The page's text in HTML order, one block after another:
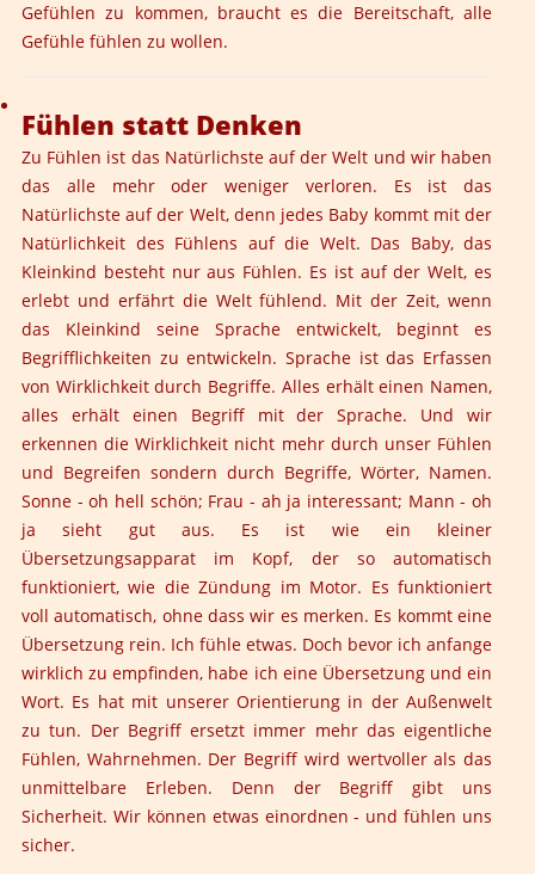
Gefühlen zu kommen, braucht es die Bereitschaft, alle
Gefühle fühlen zu wollen.
Fühlen statt Denken
Zu Fühlen ist das Natürlichste auf der Welt und wir haben
das alle mehr oder weniger verloren. Es ist das
Natürlichste auf der Welt, denn jedes Baby kommt mit der
Natürlichkeit des Fühlens auf die Welt. Das Baby, das
Kleinkind besteht nur aus Fühlen. Es ist auf der Welt, es
erlebt und erfährt die Welt fühlend. Mit der Zeit, wenn
das Kleinkind seine Sprache entwickelt, beginnt es
Begrifflichkeiten zu entwickeln. Sprache ist das Erfassen
von Wirklichkeit durch Begriffe. Alles erhält einen Namen,
alles erhält einen Begriff mit der Sprache. Und wir
erkennen die Wirklichkeit nicht mehr durch unser Fühlen
und Begreifen sondern durch Begriffe, Wörter, Namen.
Sonne - oh hell schön; Frau - ah ja interessant; Mann - oh
ja sieht gut aus. Es ist wie ein kleiner
Übersetzungsapparat im Kopf, der so automatisch
funktioniert, wie die Zündung im Motor. Es funktioniert
voll automatisch, ohne dass wir es merken. Es kommt eine
Übersetzung rein. Ich fühle etwas. Doch bevor ich anfange
wirklich zu empfinden, habe ich eine Übersetzung und ein
Wort. Es hat mit unserer Orientierung in der Außenwelt
zu tun. Der Begriff ersetzt immer mehr das eigentliche
Fühlen, Wahrnehmen. Der Begriff wird wertvoller als das
unmittelbare Erleben. Denn der Begriff gibt uns
Sicherheit. Wir können etwas einordnen - und fühlen uns
sicher.